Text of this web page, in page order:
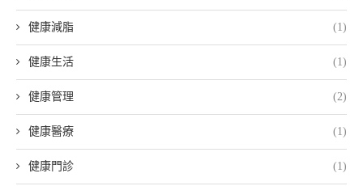
健康減脂 (1)
健康生活 (1)
健康管理 (2)
健康醫療 (1)
健康門診 (1)